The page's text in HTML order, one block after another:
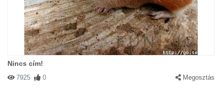
Nincs cím!
7925 0 Megosztás